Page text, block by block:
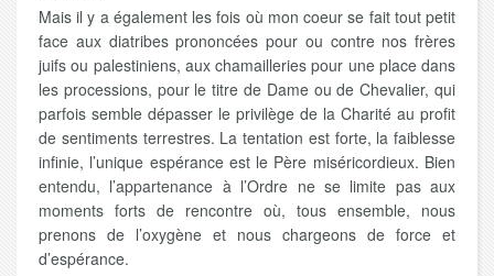
Mais il y a également les fois où mon coeur se fait tout petit
face aux diatribes prononcées pour ou contre nos frères
juifs ou palestiniens, aux chamailleries pour une place dans
les processions, pour le titre de Dame ou de Chevalier, qui
parfois semble dépasser le privilège de la Charité au profit
de sentiments terrestres. La tentation est forte, la faiblesse
infinie, l’unique espérance est le Père miséricordieux. Bien
entendu, l’appartenance à l’Ordre ne se limite pas aux
moments forts de rencontre où, tous ensemble, nous
prenons de l’oxygène et nous chargeons de force et
d’espérance.